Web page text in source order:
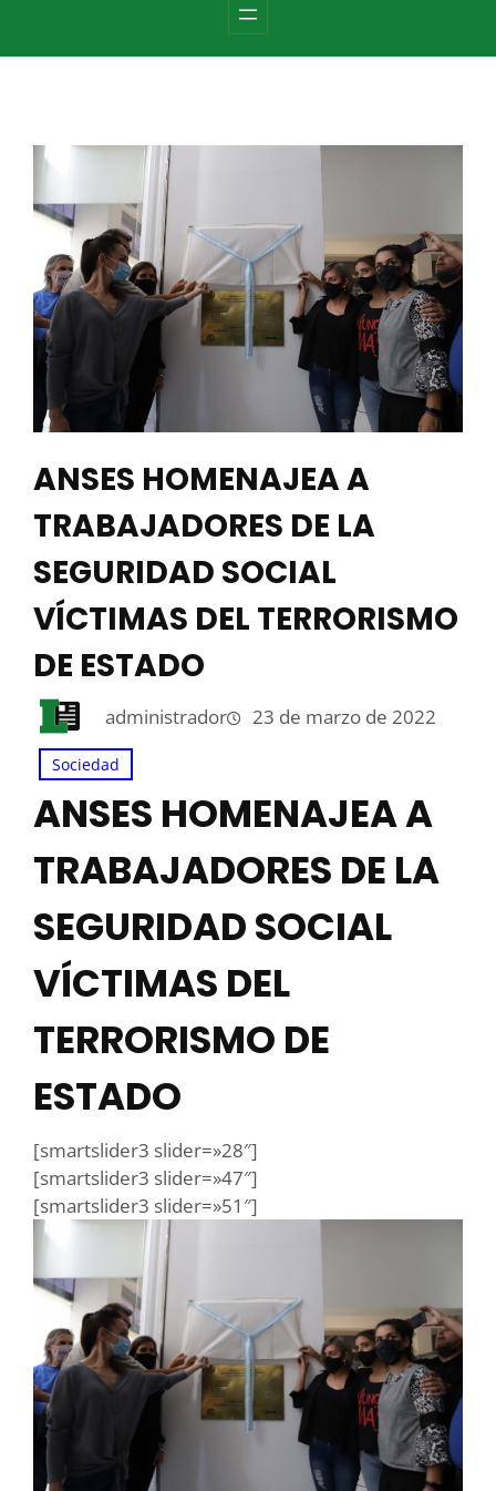
ANSES HOMENAJEA A
TRABAJADORES DE LA
SEGURIDAD SOCIAL
VÍCTIMAS DEL TERRORISMO
DE ESTADO
administrador 23 de marzo de 2022
Sociedad
ANSES HOMENAJEA A
TRABAJADORES DE LA
SEGURIDAD SOCIAL
VÍCTIMAS DEL
TERRORISMO DE
ESTADO
[smartslider3 slider=»28″]
[smartslider3 slider=»47″]
[smartslider3 slider=»51″]